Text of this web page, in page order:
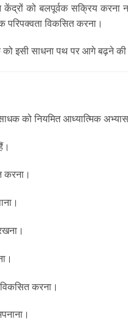
को बलपूर्वक सक्रिय करना
विकसित करना।
को इसी साधना पथ पर आगे बढ़ने की
को नियमित आध्यात्मिक
करना।
करना।